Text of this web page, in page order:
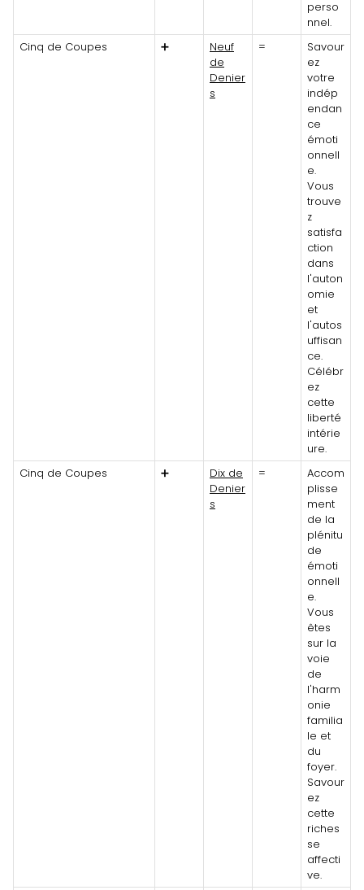
perso
nnel.
Cinq de Coupes
➕
Neuf
de
Denier
s
=
Savour
ez
votre
indép
endan
ce
émoti
onnell
e.
Vous
trouve
z
satisfa
ction
dans
l'auton
omie
et
l'autos
uffisan
ce.
Célébr
ez
cette
liberté
intérie
ure.
Cinq de Coupes
➕
Dix de
Denier
s
=
Accom
plisse
ment
de la
plénitu
de
émoti
onnell
e.
Vous
êtes
sur la
voie
de
l'harm
onie
familia
le et
du
foyer.
Savour
ez
cette
riches
se
affecti
ve.